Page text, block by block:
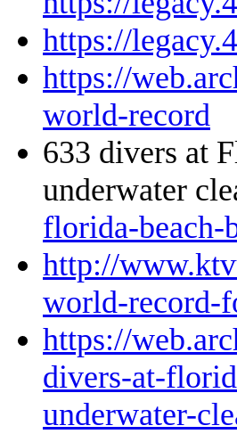
https://
https://
world-record
633 divers at
underwater
florida-beach-
http://
world-record-
https://
divers-at-
underwater-